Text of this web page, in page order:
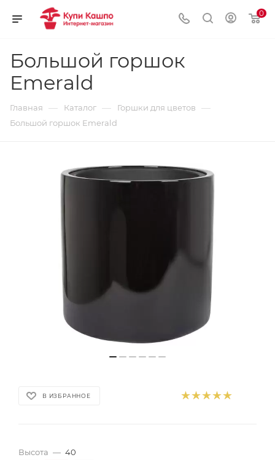
0
Большой горшок
Emerald
Главная — Каталог — Горшки для цветов —
Большой горшок Emerald
В ИЗБРАННОЕ
Высота — 40